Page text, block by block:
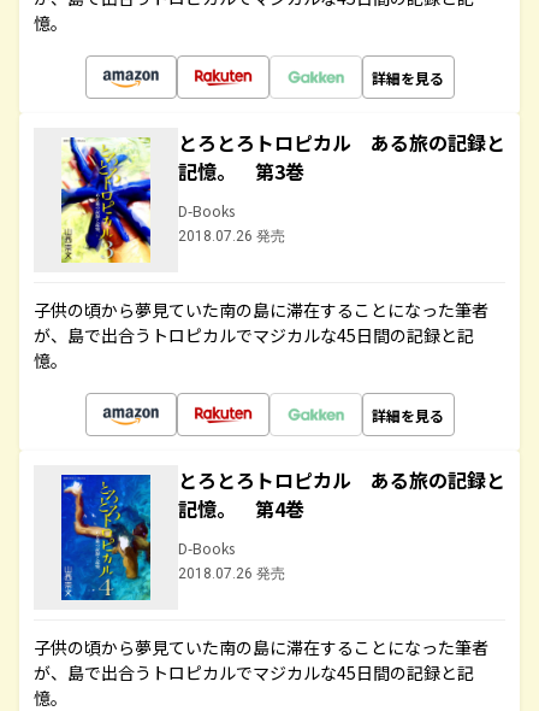
憶。
詳細を見る
とろとろトロピカル ある旅の記録と
記憶。 第3巻
D-Books
2018.07.26 発売
子供の頃から夢見ていた南の島に滞在することになった筆者
が、島で出合うトロピカルでマジカルな45日間の記録と記
憶。
詳細を見る
とろとろトロピカル ある旅の記録と
記憶。 第4巻
D-Books
2018.07.26 発売
子供の頃から夢見ていた南の島に滞在することになった筆者
が、島で出合うトロピカルでマジカルな45日間の記録と記
憶。